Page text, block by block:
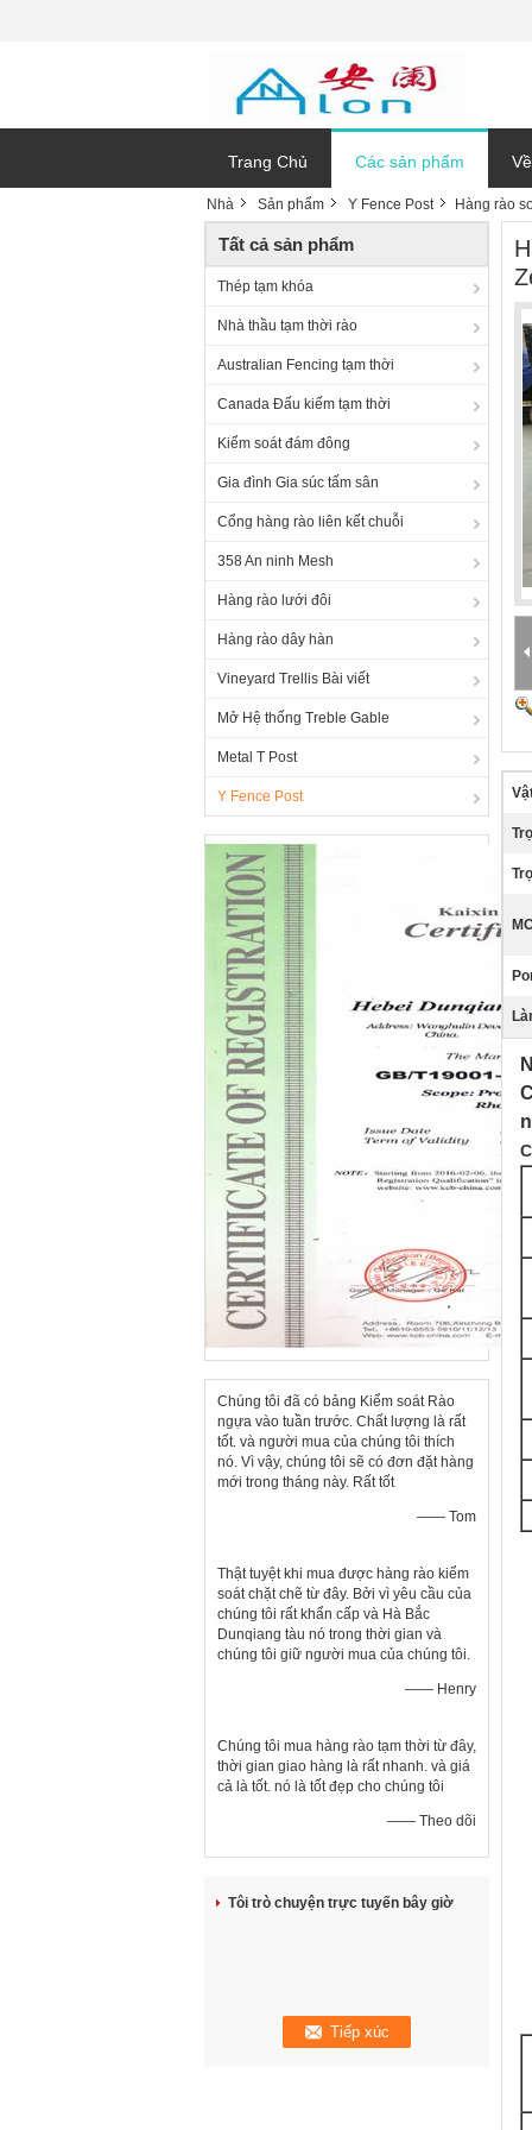
Trang Chủ Các sản phẩm
Nhà Sản phẩm Y Fence Post Hàng rào
Tất cả sản phẩm
Thép tạm khóa
Nhà thầu tạm thời rào
Australian Fencing tạm thời
Canada Đấu kiếm tạm thời
Kiểm soát đám đông
Gia đình Gia súc tấm sân
Cổng hàng rào liên kết chuỗi
358 An ninh Mesh
Hàng rào lưới đôi
Hàng rào dây hàn
Vineyard Trellis Bài viết
Mở Hệ thống Treble Gable
Metal T Post
Y Fence Post
Chúng tôi đã có bảng Kiểm soát Rào
ngựa vào tuần trước. Chất lượng là rất
tốt. và người mua của chúng tôi thích
nó. Vì vậy, chúng tôi sẽ có đơn đặt hàng
mới trong tháng này. Rất tốt
—— Tom
Thật tuyệt khi mua được hàng rào kiểm
soát chặt chẽ từ đây. Bởi vì yêu cầu của
chúng tôi rất khẩn cấp và Hà Bắc
Dunqiang tàu nó trong thời gian và
chúng tôi giữ người mua của chúng tôi.
—— Henry
Chúng tôi mua hàng rào tạm thời từ đây,
thời gian giao hàng là rất nhanh. và giá
cả là tốt. nó là tốt đẹp cho chúng tôi
—— Theo dõi
Tôi trò chuyện trực tuyến bây giờ